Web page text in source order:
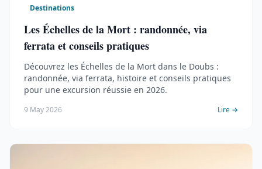
Destinations
Les Échelles de la Mort : randonnée, via
ferrata et conseils pratiques
Découvrez les Échelles de la Mort dans le Doubs :
randonnée, via ferrata, histoire et conseils pratiques
pour une excursion réussie en 2026.
9 May 2026 Lire →